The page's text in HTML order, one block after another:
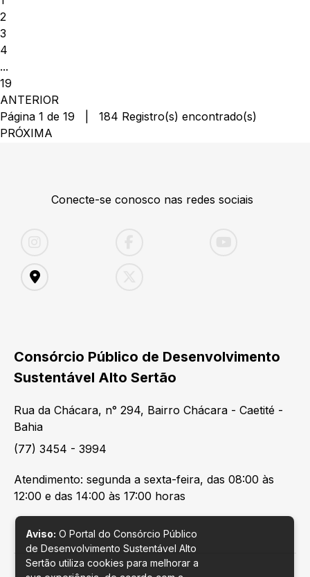
2
3
4
...
19
ANTERIOR
Página 1 de 19 | 184 Registro(s) encontrado(s)
PRÓXIMA
Conecte-se conosco nas redes sociais
Consórcio Público de Desenvolvimento
Sustentável Alto Sertão
Rua da Chácara, n° 294, Bairro Chácara - Caetité -
Bahia
(77) 3454 - 3994
Atendimento: segunda a sexta-feira, das 08:00 às
12:00 e das 14:00 às 17:00 horas
Aviso: O Portal do Consórcio Público
de Desenvolvimento Sustentável Alto
Sertão utiliza cookies para melhorar a